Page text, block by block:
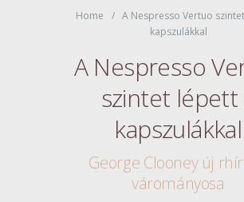
Home
A Nespresso Vertuo
kapszulákkal
A Nespresso
szintet lépett
kapszulákkal
George Clooney új
várományosa